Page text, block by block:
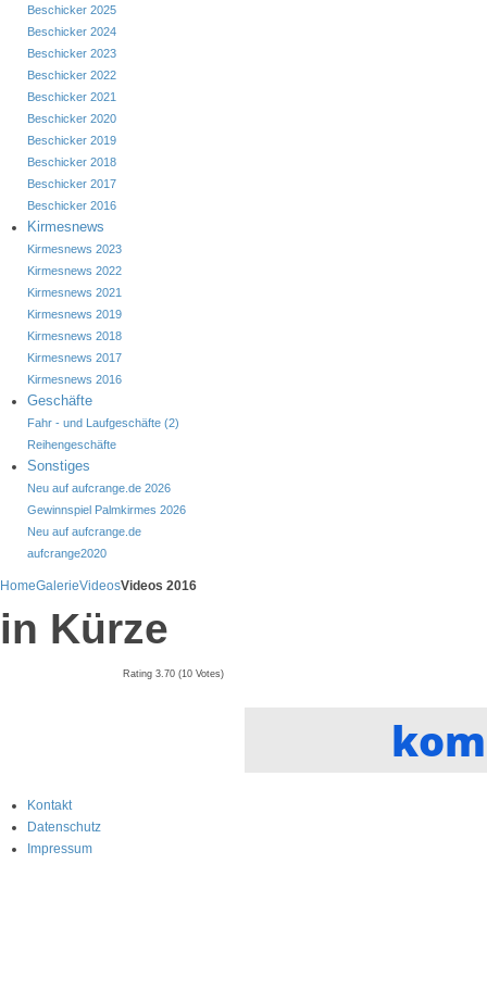
Beschicker 2025
Beschicker 2024
Beschicker 2023
Beschicker 2022
Beschicker 2021
Beschicker 2020
Beschicker 2019
Beschicker 2018
Beschicker 2017
Beschicker 2016
Kirmesnews
Kirmesnews 2023
Kirmesnews 2022
Kirmesnews 2021
Kirmesnews 2019
Kirmesnews 2018
Kirmesnews 2017
Kirmesnews 2016
Geschäfte
Fahr - und Laufgeschäfte (2)
Reihengeschäfte
Sonstiges
Neu auf aufcrange.de 2026
Gewinnspiel Palmkirmes 2026
Neu auf aufcrange.de
aufcrange2020
HomeGalerieVideosVideos 2016
in Kürze
Rating 3.70 (10 Votes)
kom
Kontakt
Datenschutz
Impressum